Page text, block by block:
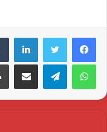
واتساب تيلقرام مشاركة عبر